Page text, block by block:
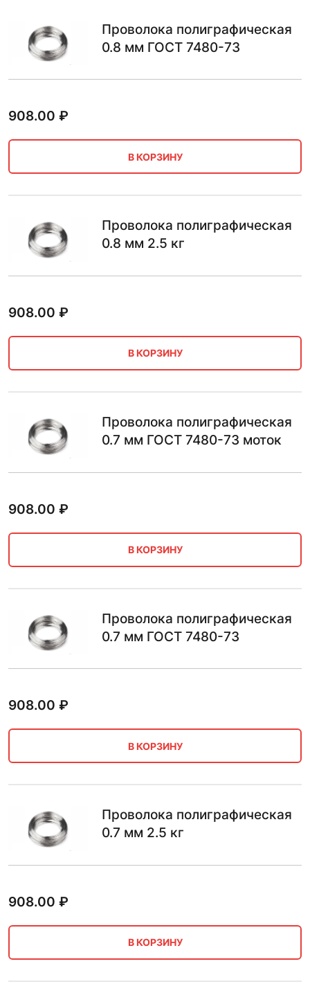
Проволока полиграфическая
0.8 мм ГОСТ 7480-73
908.00 ₽
В КОРЗИНУ
Проволока полиграфическая
0.8 мм 2.5 кг
908.00 ₽
В КОРЗИНУ
Проволока полиграфическая
0.7 мм ГОСТ 7480-73 моток
908.00 ₽
В КОРЗИНУ
Проволока полиграфическая
0.7 мм ГОСТ 7480-73
908.00 ₽
В КОРЗИНУ
Проволока полиграфическая
0.7 мм 2.5 кг
908.00 ₽
В КОРЗИНУ